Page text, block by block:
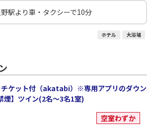
駅より車・タクシーで10分
ホテル 大浴場
チケット付（akatabi）※専用アプリのダウン
】ツイン(2名～3名1室)
空室わずか